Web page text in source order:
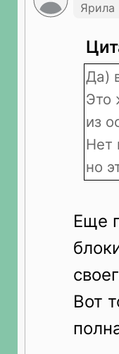
Ярила
Да)
Это
из
Нет
но
Еще
Вот